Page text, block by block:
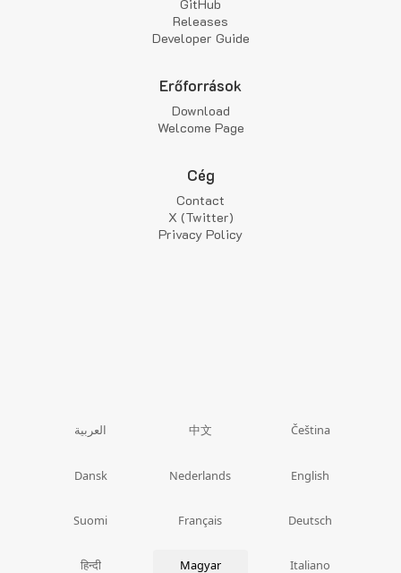
GitHub
Releases
Developer Guide
Erőforrások
Download
Welcome Page
Cég
Contact
X (Twitter)
Privacy Policy
العربية 中文 Čeština
Dansk Nederlands English
Suomi Français Deutsch
हिन्दी Magyar Italiano